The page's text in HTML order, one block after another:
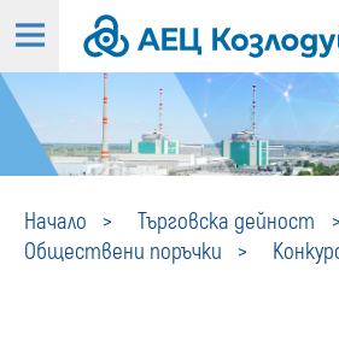
Начало
Търговска дейност
Обществени поръчки